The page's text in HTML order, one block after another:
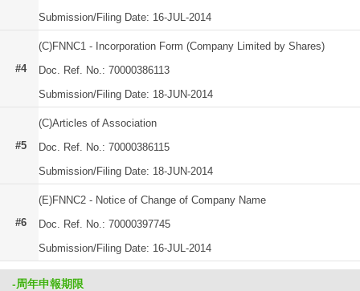
Submission/Filing Date: 16-JUL-2014
#4
(C)FNNC1 - Incorporation Form (Company Limited by Shares)
Doc. Ref. No.: 70000386113
Submission/Filing Date: 18-JUN-2014
#5
(C)Articles of Association
Doc. Ref. No.: 70000386115
Submission/Filing Date: 18-JUN-2014
#6
(E)FNNC2 - Notice of Change of Company Name
Doc. Ref. No.: 70000397745
Submission/Filing Date: 16-JUL-2014
-周年申報期限